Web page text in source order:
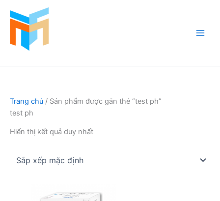
Trang chủ / Sản phẩm được gắn thẻ “test ph”
test ph
Hiển thị kết quả duy nhất